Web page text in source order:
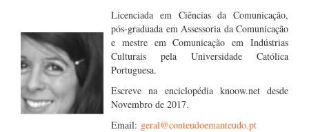
Licenciada em Ciências da Comunicação,
pós-graduada em Assessoria da Comunicação
e mestre em Comunicação em Indústrias
Culturais pela Universidade Católica
Portuguesa.
Escreve na enciclopédia knoow.net desde
Novembro de 2017.
Email: geral@conteudoemanteudo.pt